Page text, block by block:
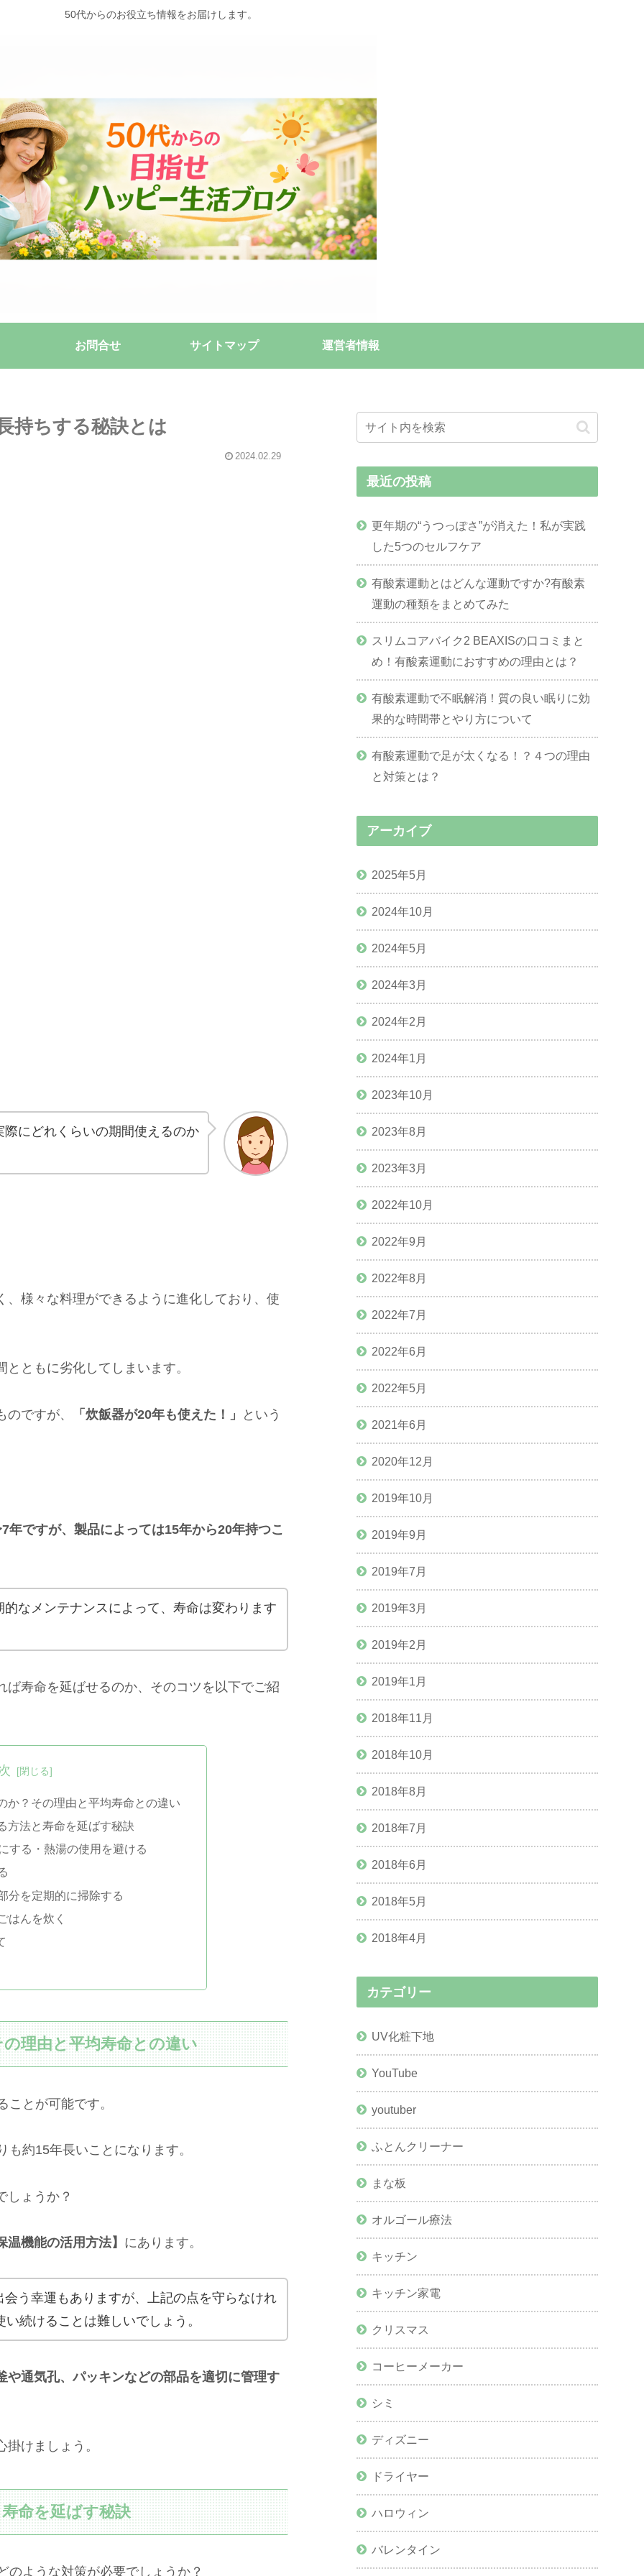
50代からのお役立ち情報をお届けします。
お問合せ サイトマップ 運営者情報
持ちする秘訣とは
2024.02.29
にどれくらいの期間使えるのか
様々な料理ができるように進化しており、使
ともに劣化してしまいます。
ですが、 「炊飯器が20年も使えた！」 という
ですが、製品によっては15年から20年持つこ
なメンテナンスによって、寿命は変わります
寿命を延ばせるのか、そのコツを以下でご紹
か？その理由と平均寿命との違い
方法と寿命を延ばす秘訣
する・熱湯の使用を避ける
分を定期的に掃除する
はんを炊く
理由と平均寿命との違い
とが可能です。
約15年長いことになります。
しょうか？
機能の活用方法】 にあります。
う幸運もありますが、上記の点を守らなけれ
続けることは難しいでしょう。
通気孔、パッキンなどの部品を適切に管理す
けましょう。
命を延ばす秘訣
のような対策が必要でしょうか？
最近の投稿
更年期の“うつっぽさ”が消えた！私が実践
した5つのセルフケア
有酸素運動とはどんな運動ですか?有酸素
運動の種類をまとめてみた
スリムコアバイク2 BEAXISの口コミまと
め！有酸素運動におすすめの理由とは？
有酸素運動で不眠解消！質の良い眠りに効
果的な時間帯とやり方について
有酸素運動で足が太くなる！？４つの理由
と対策とは？
アーカイブ
2025年5月
2024年10月
2024年5月
2024年3月
2024年2月
2024年1月
2023年10月
2023年8月
2023年3月
2022年10月
2022年9月
2022年8月
2022年7月
2022年6月
2022年5月
2021年6月
2020年12月
2019年10月
2019年9月
2019年7月
2019年3月
2019年2月
2019年1月
2018年11月
2018年10月
2018年8月
2018年7月
2018年6月
2018年5月
2018年4月
カテゴリー
UV化粧下地
YouTube
youtuber
ふとんクリーナー
まな板
オルゴール療法
キッチン
キッチン家電
クリスマス
コーヒーメーカー
シミ
ディズニー
ドライヤー
ハロウィン
バレンタイン